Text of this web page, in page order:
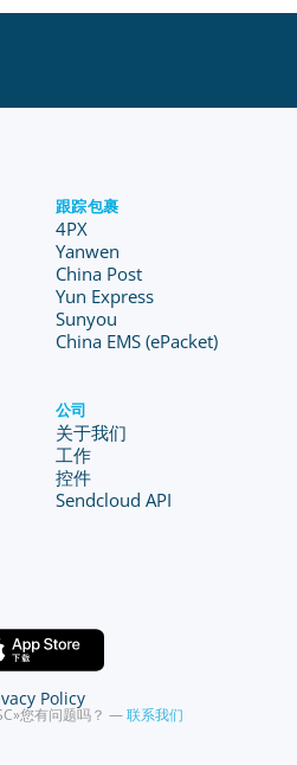
跟踪包裹
4PX
Yanwen
China Post
Yun Express
Sunyou
China EMS (ePacket)
公司
关于我们
工作
控件
Sendcloud API
您有问题吗？ —联系我们
Policy